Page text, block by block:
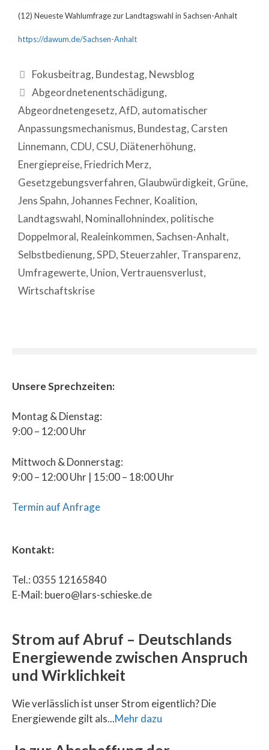
(12) Neueste Wahlumfrage zur Landtagswahl in Sachsen-Anhalt
https://dawum.de/Sachsen-Anhalt
Fokusbeitrag, Bundestag, Newsblog
Abgeordnetenentschädigung,
Abgeordnetengesetz,AfD, automatischer
Anpassungsmechanismus, Bundestag, Carsten
Linnemann, CDU, CSU, Diätenerhöhung,
Energiepreise, Friedrich Merz,
Gesetzgebungsverfahren, Glaubwürdigkeit, Grüne,
Jens Spahn,Johannes Fechner, Koalition,
Landtagswahl, Nominallohnindex, politische
Doppelmoral, Realeinkommen,Sachsen-Anhalt,
Selbstbedienung,SPD,Steuerzahler, Transparenz,
Umfragewerte, Union,Vertrauensverlust,
Wirtschaftskrise
Unsere Sprechzeiten:
Montag & Dienstag:
9:00 – 12:00 Uhr
Mittwoch & Donnerstag:
9:00 – 12:00 Uhr | 15:00 – 18:00 Uhr
Termin auf Anfrage
Kontakt:
Tel.: 0355 12165840
E-Mail: buero@lars-schieske.de
Strom auf Abruf – Deutschlands
Energiewende zwischen Anspruch
und Wirklichkeit
Wie verlässlich ist unser Strom eigentlich? Die
Energiewende gilt als...Mehr dazu